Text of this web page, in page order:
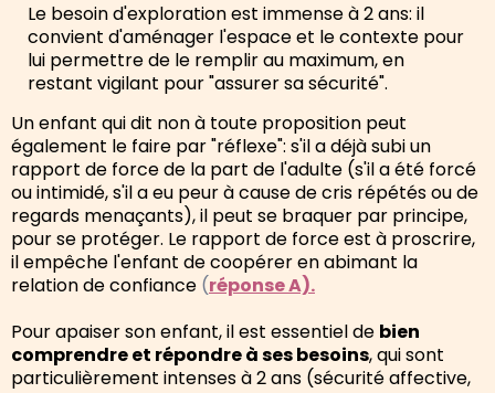
Le besoin d'exploration est immense à 2 ans: il
convient d'aménager l'espace et le contexte pour
lui permettre de le remplir au maximum, en
restant vigilant pour "assurer sa sécurité".
Un enfant qui dit non à toute proposition peut
également le faire par "réflexe": s'il a déjà subi un
rapport de force de la part de l'adulte (s'il a été forcé
ou intimidé, s'il a eu peur à cause de cris répétés ou de
regards menaçants), il peut se braquer par principe,
pour se protéger. Le rapport de force est à proscrire,
il empêche l'enfant de coopérer en abimant la
relation de confiance (réponse A).
Pour apaiser son enfant, il est essentiel de bien
comprendre et répondre à ses besoins, qui sont
particulièrement intenses à 2 ans (sécurité affective,